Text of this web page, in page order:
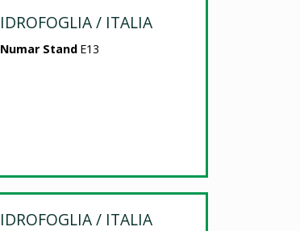
IDROFOGLIA / ITALIA
Numar Stand E13
IDROFOGLIA / ITALIA